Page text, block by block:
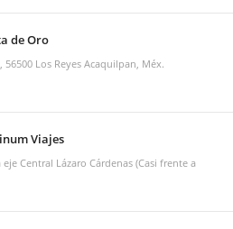
de Oro
56500 Los Reyes Acaquilpan, Méx.
Viajes
Central Lázaro Cárdenas (Casi frente a